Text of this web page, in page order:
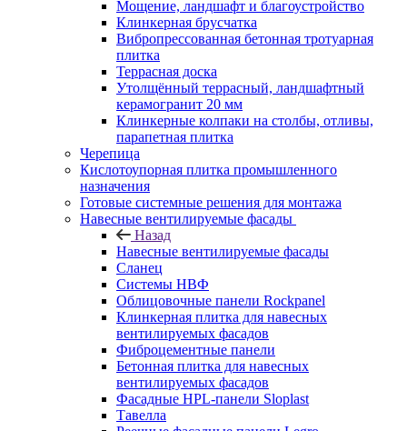
Мощение, ландшафт и благоустройство
Клинкерная брусчатка
Вибропрессованная бетонная тротуарная
плитка
Террасная доска
Утолщённый террасный, ландшафтный
керамогранит 20 мм
Клинкерные колпаки на столбы, отливы,
парапетная плитка
Черепица
Кислотоупорная плитка промышленного
назначения
Готовые системные решения для монтажа
Навесные вентилируемые фасады
Назад
Навесные вентилируемые фасады
Сланец
Системы НВФ
Облицовочные панели Rockpanel
Клинкерная плитка для навесных
вентилируемых фасадов
Фиброцементные панели
Бетонная плитка для навесных
вентилируемых фасадов
Фасадные HPL-панели Sloplast
Тавелла